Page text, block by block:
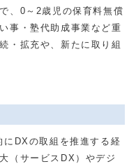
、0～2歳児の保育料無償
事・塾代助成事業など重
・拡充や、新たに取り組
DXの取組を推進する経
（サービスDX）やデジ